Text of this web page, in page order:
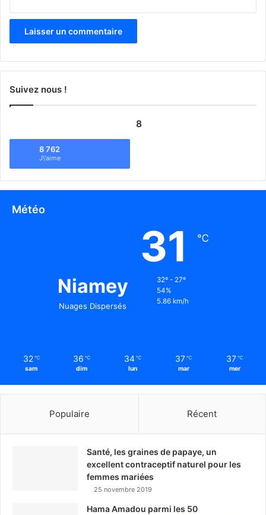
Suivez nous !
8
8 762
J\'aime
Météo
Niamey
Nuages Dispersés
31 ℃
32º - 27º
54%
5.86 km/h
32 ℃
sam
36 ℃
dim
34 ℃
lun
37 ℃
mar
37 ℃
mer
Populaire Récent
Santé, les graines de papaye, un
excellent contraceptif naturel pour les
femmes mariées
25 novembre 2019
Hama Amadou parmi les 50